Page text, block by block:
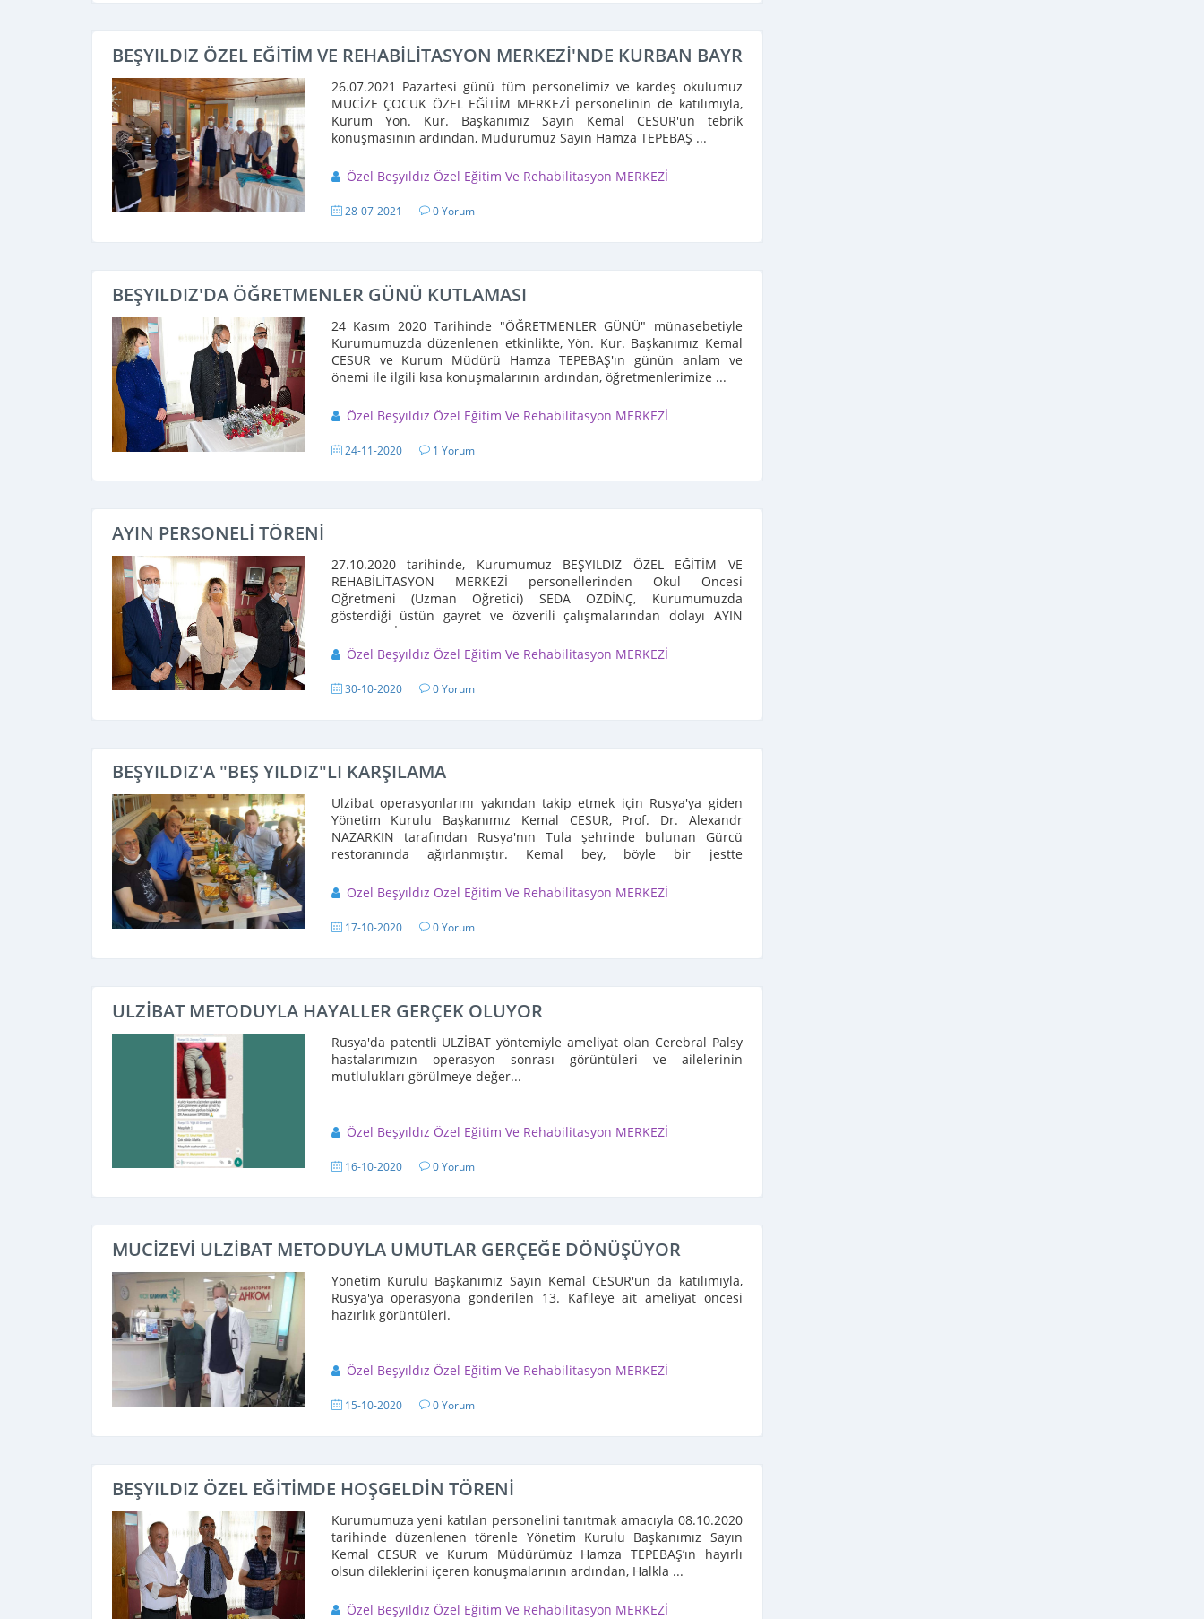
BEŞYILDIZ ÖZEL EĞİTİM VE REHABİLİTASYON MERKEZİ'NDE KURBAN BAYRAMI COŞKUSU
26.07.2021 Pazartesi günü tüm personelimiz ve kardeş okulumuz
MUCİZE ÇOCUK ÖZEL EĞİTİM MERKEZİ personelinin de katılımıyla,
Kurum Yön. Kur. Başkanımız Sayın Kemal CESUR'un tebrik
konuşmasının ardından, Müdürümüz Sayın Hamza TEPEBAŞ ...
Özel Beşyıldız Özel Eğitim Ve Rehabilitasyon MERKEZİ
28-07-2021 0 Yorum
BEŞYILDIZ'DA ÖĞRETMENLER GÜNÜ KUTLAMASI
24 Kasım 2020 Tarihinde "ÖĞRETMENLER GÜNÜ" münasebetiyle
Kurumumuzda düzenlenen etkinlikte, Yön. Kur. Başkanımız Kemal
CESUR ve Kurum Müdürü Hamza TEPEBAŞ'ın günün anlam ve
önemi ile ilgili kısa konuşmalarının ardından, öğretmenlerimize ...
Özel Beşyıldız Özel Eğitim Ve Rehabilitasyon MERKEZİ
24-11-2020 1 Yorum
AYIN PERSONELİ TÖRENİ
27.10.2020 tarihinde, Kurumumuz BEŞYILDIZ ÖZEL EĞİTİM VE
REHABİLİTASYON MERKEZİ personellerinden Okul Öncesi
Öğretmeni (Uzman Öğretici) SEDA ÖZDİNÇ, Kurumumuzda
gösterdiği üstün gayret ve özverili çalışmalarından dolayı AYIN
PERSONELİ seçilmiştir. Adı geçen personele, ...
Özel Beşyıldız Özel Eğitim Ve Rehabilitasyon MERKEZİ
30-10-2020 0 Yorum
BEŞYILDIZ'A "BEŞ YILDIZ"LI KARŞILAMA
Ulzibat operasyonlarını yakından takip etmek için Rusya'ya giden
Yönetim Kurulu Başkanımız Kemal CESUR, Prof. Dr. Alexandr
NAZARKIN tarafından Rusya'nın Tula şehrinde bulunan Gürcü
restoranında ağırlanmıştır. Kemal bey, böyle bir jestte
Özel Beşyıldız Özel Eğitim Ve Rehabilitasyon MERKEZİ
17-10-2020 0 Yorum
ULZİBAT METODUYLA HAYALLER GERÇEK OLUYOR
Rusya'da patentli ULZİBAT yöntemiyle ameliyat olan Cerebral Palsy
hastalarımızın operasyon sonrası görüntüleri ve ailelerinin
mutlulukları görülmeye değer...
Özel Beşyıldız Özel Eğitim Ve Rehabilitasyon MERKEZİ
16-10-2020 0 Yorum
MUCİZEVİ ULZİBAT METODUYLA UMUTLAR GERÇEĞE DÖNÜŞÜYOR
Yönetim Kurulu Başkanımız Sayın Kemal CESUR'un da katılımıyla,
Rusya'ya operasyona gönderilen 13. Kafileye ait ameliyat öncesi
hazırlık görüntüleri.
Özel Beşyıldız Özel Eğitim Ve Rehabilitasyon MERKEZİ
15-10-2020 0 Yorum
BEŞYILDIZ ÖZEL EĞİTİMDE HOŞGELDİN TÖRENİ
Kurumumuza yeni katılan personelini tanıtmak amacıyla 08.10.2020
tarihinde düzenlenen törenle Yönetim Kurulu Başkanımız Sayın
Kemal CESUR ve Kurum Müdürümüz Hamza TEPEBAŞ’ın hayırlı
olsun dileklerini içeren konuşmalarının ardından, Halkla ...
Özel Beşyıldız Özel Eğitim Ve Rehabilitasyon MERKEZİ